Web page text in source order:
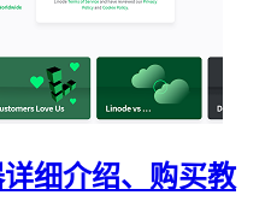
细介绍、购买教